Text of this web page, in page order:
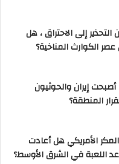
إلى الاحتراق ، هل
الكوارث المناخية؟
إيران والحوثيون
المنطقة؟
الأمريكي هل أعادت
اللعبة في الشرق الأوسط؟